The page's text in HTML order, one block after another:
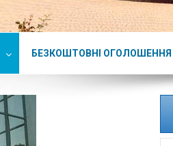
БЕЗКОШТОВНІ ОГОЛОШЕННЯ